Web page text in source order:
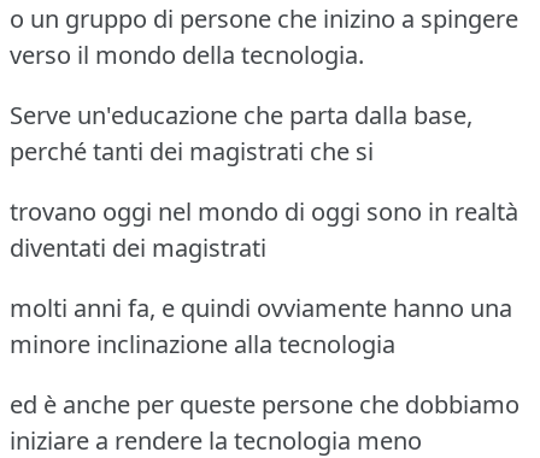
o un gruppo di persone che inizino a spingere
verso il mondo della tecnologia.
Serve un'educazione che parta dalla base,
perché tanti dei magistrati che si
trovano oggi nel mondo di oggi sono in realtà
diventati dei magistrati
molti anni fa, e quindi ovviamente hanno una
minore inclinazione alla tecnologia
ed è anche per queste persone che dobbiamo
iniziare a rendere la tecnologia meno